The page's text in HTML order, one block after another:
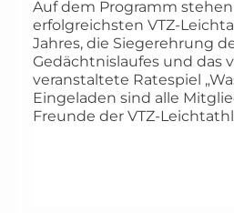
Auf dem Programm
erfolgreichsten VTZ-
Jahres, die Siegerehrung
Gedächtnislaufes und das
veranstaltete Ratespiel
Eingeladen sind alle
Freunde der VTZ-